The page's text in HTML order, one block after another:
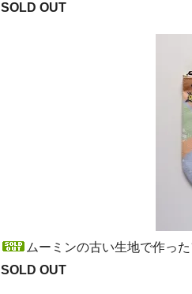
SOLD OUT
ムーミンの古い生地で作っ
SOLD OUT